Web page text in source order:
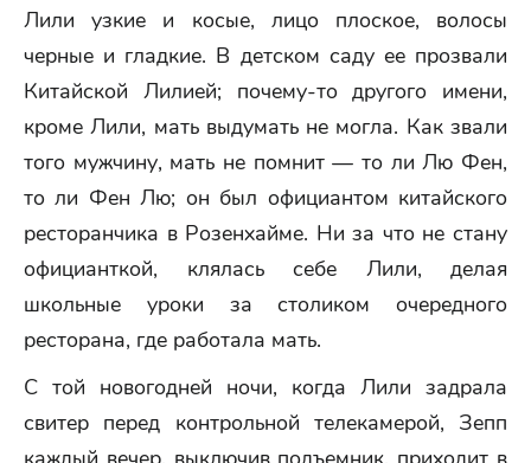
Лили узкие и косые, лицо плоское, волосы
черные и гладкие. В детском саду ее прозвали
Китайской Лилией; почему-то другого имени,
кроме Лили, мать выдумать не могла. Как звали
того мужчину, мать не помнит — то ли Лю Фен,
то ли Фен Лю; он был официантом китайского
ресторанчика в Розенхайме. Ни за что не стану
официанткой, клялась себе Лили, делая
школьные уроки за столиком очередного
ресторана, где работала мать.
С той новогодней ночи, когда Лили задрала
свитер перед контрольной телекамерой, Зепп